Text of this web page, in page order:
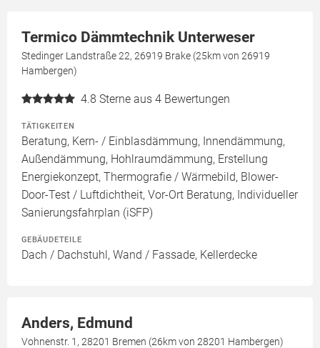
Termico Dämmtechnik Unterweser
Stedinger Landstraße 22, 26919 Brake (25km von 26919
Hambergen)
4.8 Sterne aus 4 Bewertungen
TÄTIGKEITEN
Beratung, Kern- / Einblasdämmung, Innendämmung,
Außendämmung, Hohlraumdämmung, Erstellung
Energiekonzept, Thermografie / Wärmebild, Blower-
Door-Test / Luftdichtheit, Vor-Ort Beratung, Individueller
Sanierungsfahrplan (iSFP)
GEBÄUDETEILE
Dach / Dachstuhl, Wand / Fassade, Kellerdecke
Anders, Edmund
Vohnenstr. 1, 28201 Bremen (26km von 28201 Hambergen)